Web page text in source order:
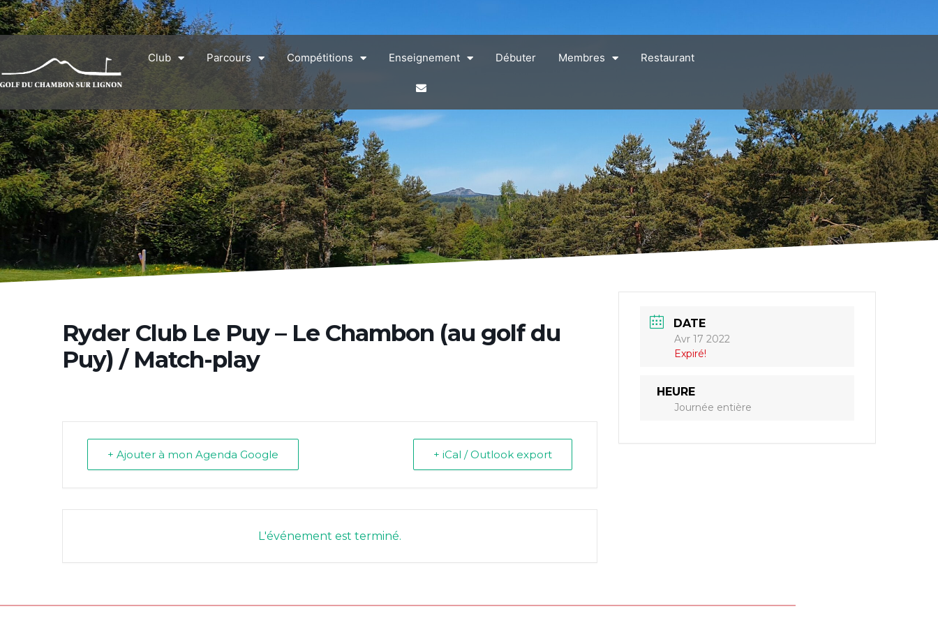
Club Parcours Compétitions Enseignement Débuter Membres Restaurant
Ryder Club Le Puy – Le Chambon (au golf du
Puy) / Match-play
+ Ajouter à mon Agenda Google + iCal / Outlook export
L'événement est terminé.
DATE
Avr 17 2022
Expiré!
HEURE
Journée entière